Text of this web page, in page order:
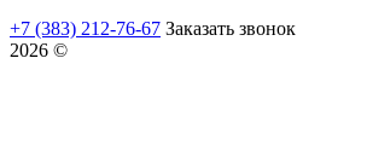
+7 (383) 212-76-67 Заказать звонок
2026 ©